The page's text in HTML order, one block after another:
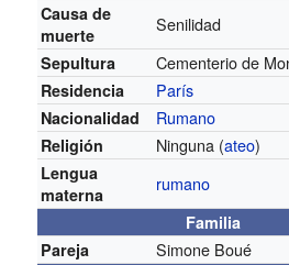
Causa de
muerte
Senilidad
Sepultura Cementerio de
Residencia París
Nacionalidad Rumano
Religión Ninguna (ateo)
Lengua
materna
rumano
Familia
Pareja
Simone Boué